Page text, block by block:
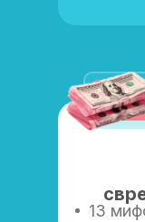
13